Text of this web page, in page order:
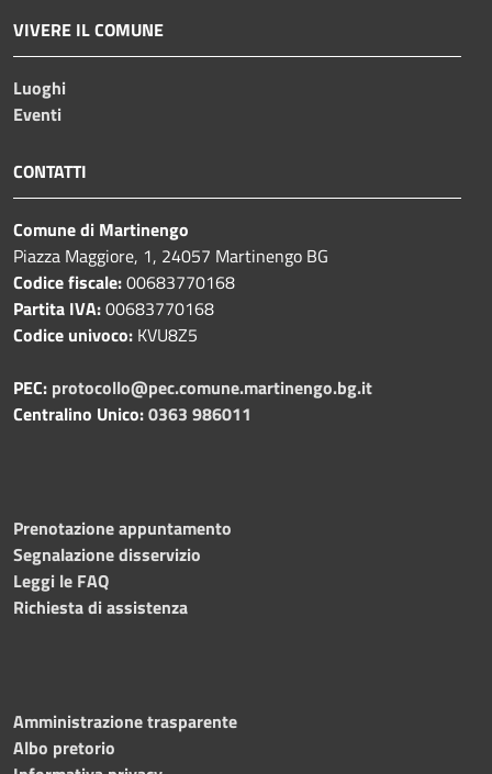
VIVERE IL COMUNE
Luoghi
Eventi
CONTATTI
Comune di Martinengo
Piazza Maggiore, 1, 24057 Martinengo BG
Codice fiscale:00683770168
Partita IVA:00683770168
Codice univoco: KVU8Z5
PEC: protocollo@pec.comune.martinengo.bg.it
Centralino Unico:0363 986011
Prenotazione appuntamento
Segnalazione disservizio
Leggi le FAQ
Richiesta di assistenza
Amministrazione trasparente
Albo pretorio